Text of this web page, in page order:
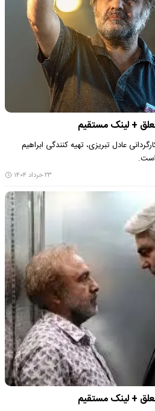
عادل تبریزی، تهیه کنندگی ابراهیم
۲۳ خرداد ۱۴۰۴